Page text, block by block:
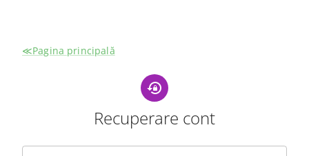
≪Pagina principală
Recuperare cont